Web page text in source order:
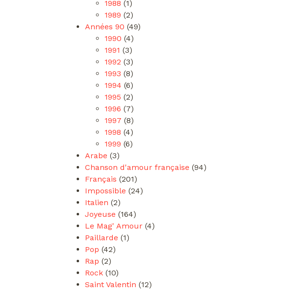
1988 (1)
1989 (2)
Années 90 (49)
1990 (4)
1991 (3)
1992 (3)
1993 (8)
1994 (6)
1995 (2)
1996 (7)
1997 (8)
1998 (4)
1999 (6)
Arabe (3)
Chanson d'amour française (94)
Français (201)
Impossible (24)
Italien (2)
Joyeuse (164)
Le Mag' Amour (4)
Paillarde (1)
Pop (42)
Rap (2)
Rock (10)
Saint Valentin (12)